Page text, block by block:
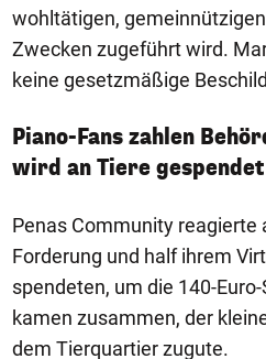
wohltätigen,
Zwecken zugeführt wird.
keine gesetzmäßige
Piano-Fans zahlen
wird an Tiere gespendet
Penas Community reagierte
Forderung und half ihrem
spendeten, um die 140-
kamen zusammen, der
dem Tierquartier zugute.